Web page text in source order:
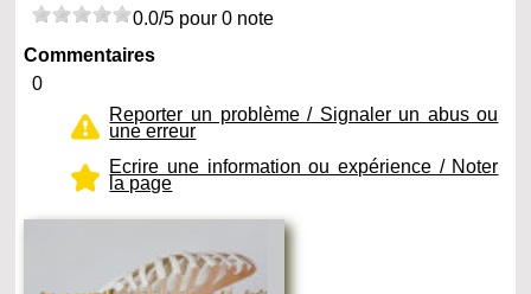
0.0/5 pour 0 note
Commentaires
0
Reporter un problème / Signaler un abus ou
une erreur
Ecrire une information ou expérience / Noter
la page